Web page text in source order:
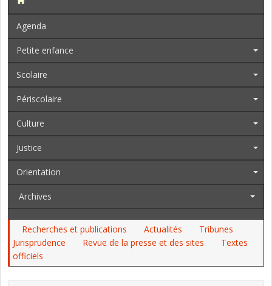
Agenda
Petite enfance
Scolaire
Périscolaire
Culture
Justice
Orientation
Archives
Recherches et publications Actualités
Tribunes
Jurisprudence
Revue de la presse et des sites
Textes
officiels